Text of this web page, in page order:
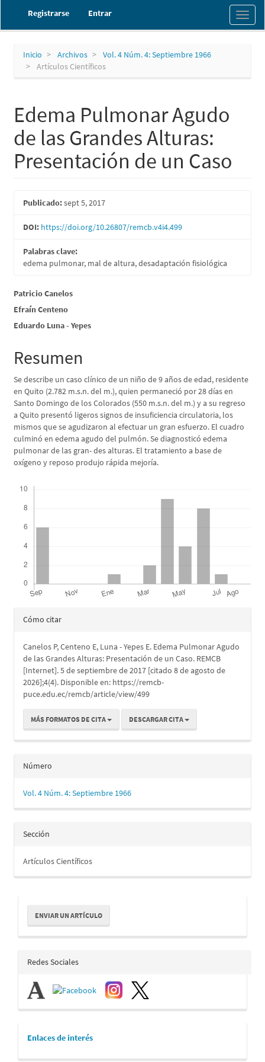
principal
Contenido
Barra
lateral
Registrarse Entrar
Toggle
Inicio Archivos
Vol. 4 Núm. 4: Septiembre 1966
Artículos Científicos
Edema Pulmonar Agudo
de las Grandes Alturas:
Presentación de un Caso
Barra
lateral
artículo
Publicado:sept 5, 2017
DOI: https://doi.org/10.26807/remcb.v4i4.499
Palabras clave:
edema pulmonar, mal de altura, desadaptación fisiológica
Contenido
principal
del
artículo
Patricio Canelos
Efraín Centeno
Eduardo Luna - Yepes
Resumen
Se describe un caso clínico de un niño de 9 años de edad, residente
en Quito (2.782 m.s.n. del m.), quien permaneció por 28 días en
Santo Domingo de los Colorados (550 m.s.n. del m.) y a su regreso
a Quito presentó ligeros signos de insuficiencia circulatoria, los
mismos que se agudizaron al efectuar un gran esfuerzo. El cuadro
culminó en edema agudo del pulmón. Se diagnosticó edema
pulmonar de las gran- des alturas. El tratamiento a base de
oxígeno y reposo produjo rápida mejoría.
Detalles
artículo
Cómo citar
Canelos P, Centeno E, Luna - Yepes E. Edema Pulmonar Agudo
de las Grandes Alturas: Presentación de un Caso. REMCB
[Internet]. 5 de septiembre de 2017 [citado 8 de agosto de
2026];4(4). Disponible en: https://remcb-
puce.edu.ec/remcb/article/view/499
MÁS FORMATOS DE CITA DESCARGAR CITA
Número
Vol. 4 Núm. 4: Septiembre 1966
Sección
Artículos Científicos
Enviar
un
artículo
ENVIAR UN ARTÍCULO
redes_sociales
Redes Sociales
links
Enlaces de interés